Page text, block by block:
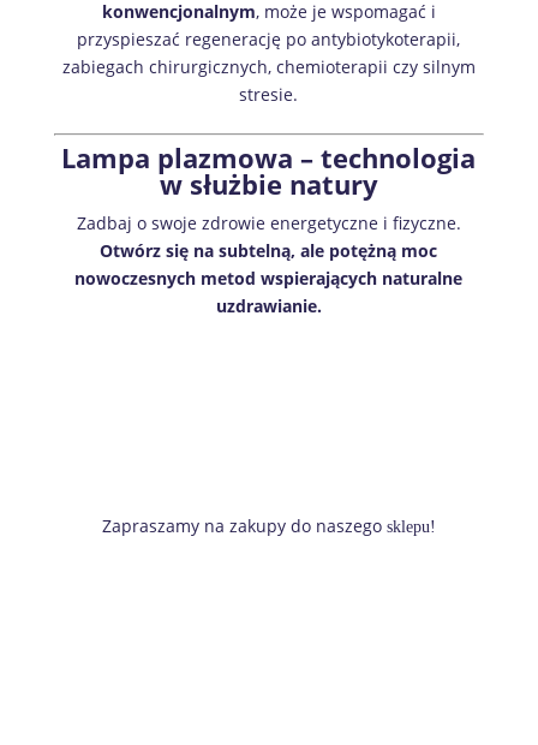
konwencjonalnym, może je wspomagać i
przyspieszać regenerację po antybiotykoterapii,
zabiegach chirurgicznych, chemioterapii czy silnym
stresie.
Lampa plazmowa – technologia
w służbie natury
Zadbaj o swoje zdrowie energetyczne i fizyczne.
Otwórz się na subtelną, ale potężną moc
nowoczesnych metod wspierających naturalne
uzdrawianie.
Zapraszamy na zakupy do naszego sklepu!